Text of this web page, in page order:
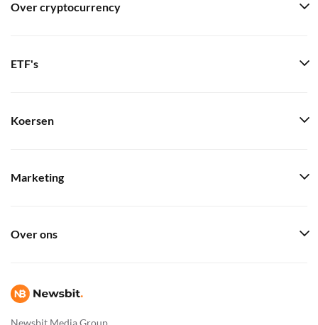
Newsbit Media Group
Over cryptocurrency
ETF's
Koersen
Marketing
Over ons